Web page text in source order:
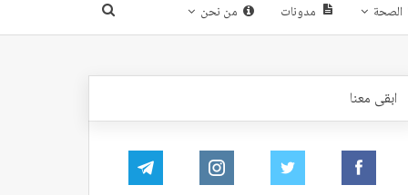
الصحة مدونات من نحن
ابقى معنا